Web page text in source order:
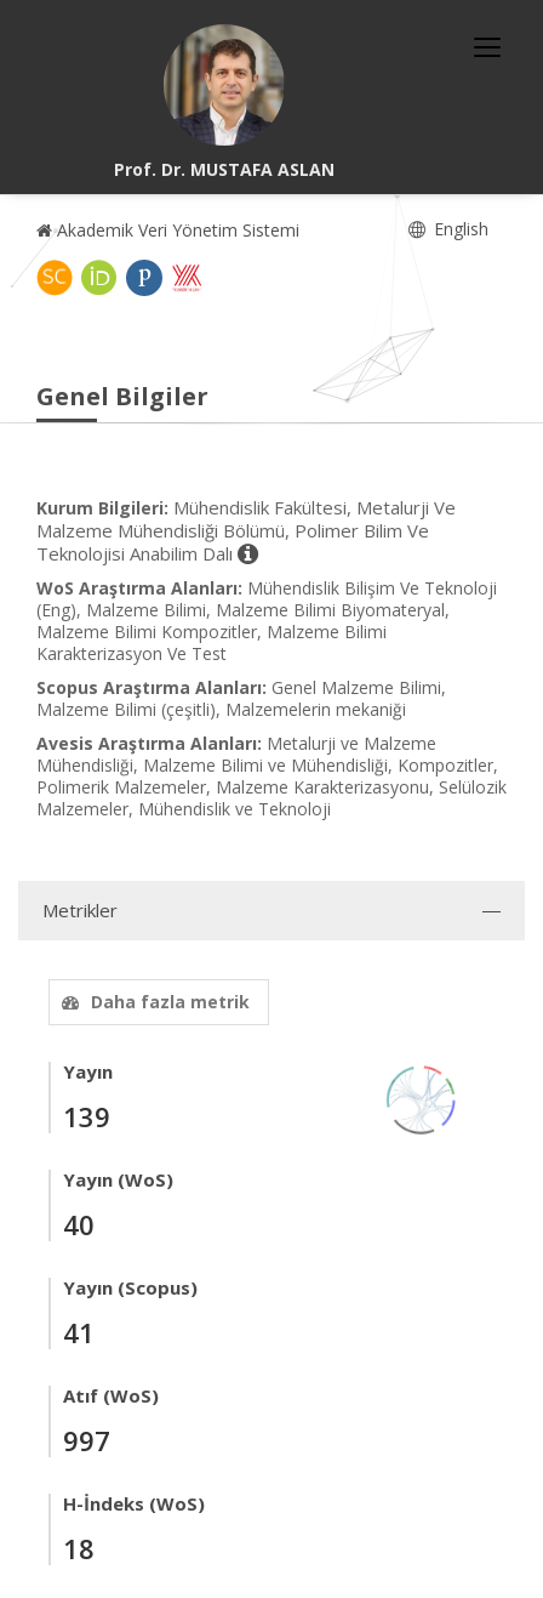
Prof. Dr. MUSTAFA ASLAN
Akademik Veri Yönetim Sistemi English
Genel Bilgiler
Kurum Bilgileri: Mühendislik Fakültesi, Metalurji Ve
Malzeme Mühendisliği Bölümü, Polimer Bilim Ve
Teknolojisi Anabilim Dalı
WoS Araştırma Alanları: Mühendislik Bilişim Ve Teknoloji
(Eng), Malzeme Bilimi, Malzeme Bilimi Biyomateryal,
Malzeme Bilimi Kompozitler, Malzeme Bilimi
Karakterizasyon Ve Test
Scopus Araştırma Alanları: Genel Malzeme Bilimi,
Malzeme Bilimi (çeşitli), Malzemelerin mekaniği
Avesis Araştırma Alanları: Metalurji ve Malzeme
Mühendisliği, Malzeme Bilimi ve Mühendisliği, Kompozitler,
Polimerik Malzemeler, Malzeme Karakterizasyonu, Selülozik
Malzemeler, Mühendislik ve Teknoloji
Metrikler
Daha fazla metrik
Yayın
139
Yayın (WoS)
40
Yayın (Scopus)
41
Atıf (WoS)
997
H-İndeks (WoS)
18